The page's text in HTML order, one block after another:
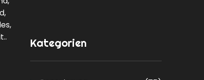
.
Kategorien